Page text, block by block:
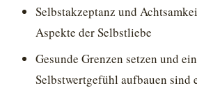
Selbstakzeptanz und
Aspekte der Selbstliebe
Gesunde Grenzen setzen und
Selbstwertgefühl aufbauen sind